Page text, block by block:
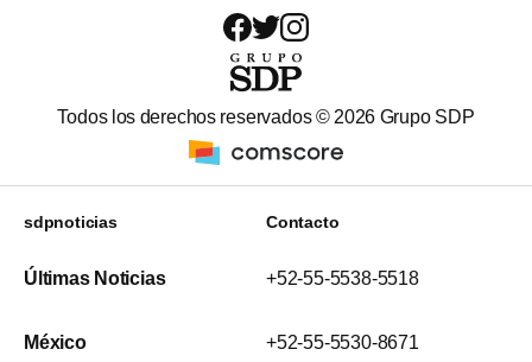
Todos los derechos reservados © 2026 Grupo SDP
sdpnoticias
Últimas Noticias
México
Contacto
+52-55-5538-5518
+52-55-5530-8671